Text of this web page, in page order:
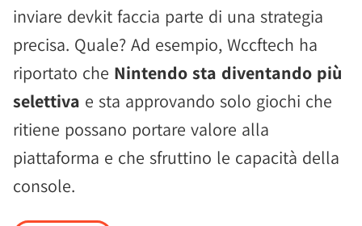
inviare devkit faccia parte di una strategia
precisa. Quale? Ad esempio, Wccftech ha
riportato che Nintendo sta diventando più
selettiva e sta approvando solo giochi che
ritiene possano portare valore alla
piattaforma e che sfruttino le capacità della
console.